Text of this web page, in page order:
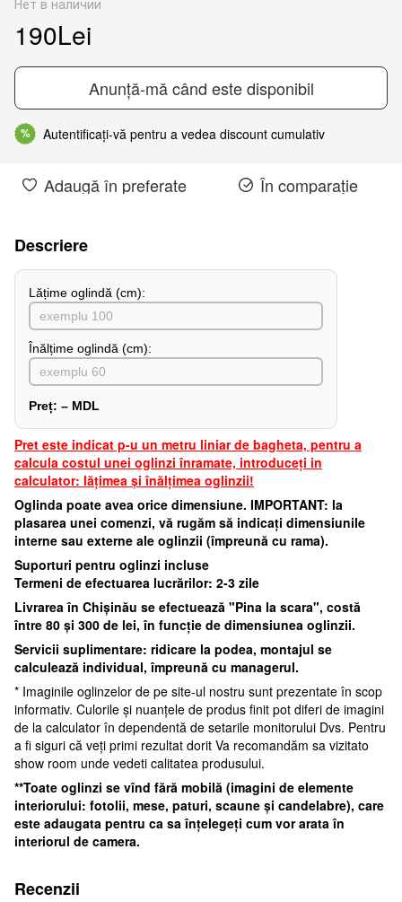
190Lei
Anunță-mă când este disponibil
% Autentificați-vă pentru a vedea discount cumulativ
Adaugă în preferate În comparație
Descriere
Lățime oglindă (cm):
Înălțime oglindă (cm):
Preț: – MDL
Pret este indicat p-u un metru liniar de bagheta, pentru a
calcula costul unei oglinzi înramate, introduceți in
calculator: lățimea și înălțimea oglinzii!
Oglinda poate avea orice dimensiune. IMPORTANT: la
plasarea unei comenzi, vă rugăm să indicați dimensiunile
interne sau externe ale oglinzii (împreună cu rama).
Suporturi pentru oglinzi incluse
Termeni de efectuarea lucrărilor: 2-3 zile
Livrarea în Chișinău se efectuează "Pina la scara", costă
între 80 și 300 de lei, în funcție de dimensiunea oglinzii.
Servicii suplimentare: ridicare la podea, montajul se
calculează individual, împreună cu managerul.
* Imaginile oglinzelor de pe site-ul nostru sunt prezentate în scop
informativ. Culorile și nuanțele de produs finit pot diferi de imagini
de la calculator în dependentă de setarile monitorului Dvs. Pentru
a fi siguri că veți primi rezultat dorit Va recomandăm sa vizitato
show room unde vedeti calitatea produsului.
**Toate oglinzi se vînd fără mobilă (imagini de elemente
interiorului: fotolii, mese, paturi, scaune și candelabre), care
este adaugata pentru ca sa înțelegeți cum vor arata în
interiorul de camera.
Recenzii